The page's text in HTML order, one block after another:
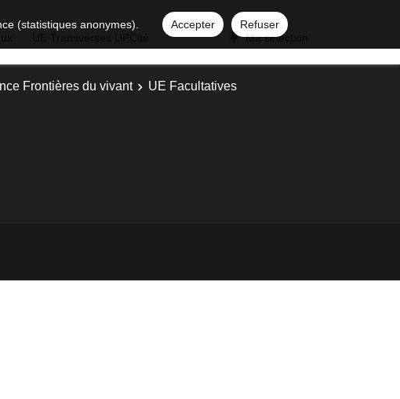
(statistiques anonymes). Accepter
Refuser
Ma sélection
Frontières du vivant
UE Facultatives